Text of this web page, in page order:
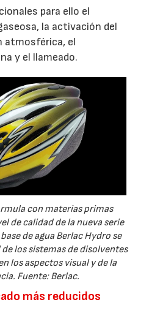
para ello el
la activación del
atmosférica, el
y el llameado.
con materias primas
de calidad de la nueva serie
de agua Berlac Hydro se
los sistemas de disolventes
los aspectos visual y de la
Fuente: Berlac.
más reducidos